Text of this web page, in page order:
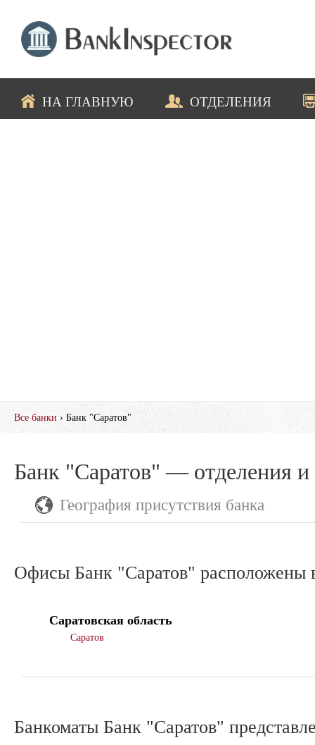
НА ГЛАВНУЮ ОТДЕЛЕНИЯ
Все банки › Банк "Саратов"
Банк "Саратов" — отделения и
География присутствия банка
Офисы Банк "Саратов" расположены
Саратовская область
Саратов
Банкоматы Банк "Саратов"